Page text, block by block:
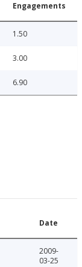
Engagements
1.50
3.00
6.90
Date
2009-
03-25